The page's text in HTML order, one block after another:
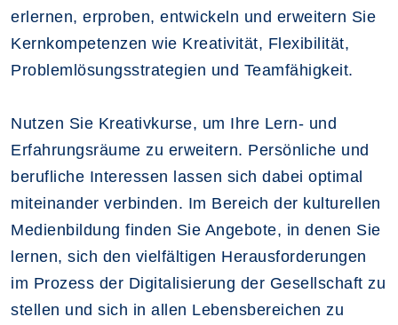
erlernen, erproben, entwickeln und erweitern Sie
Kernkompetenzen wie Kreativität, Flexibilität,
Problemlösungsstrategien und Teamfähigkeit.
Nutzen Sie Kreativkurse, um Ihre Lern- und
Erfahrungsräume zu erweitern. Persönliche und
berufliche Interessen lassen sich dabei optimal
miteinander verbinden. Im Bereich der kulturellen
Medienbildung finden Sie Angebote, in denen Sie
lernen, sich den vielfältigen Herausforderungen
im Prozess der Digitalisierung der Gesellschaft zu
stellen und sich in allen Lebensbereichen zu